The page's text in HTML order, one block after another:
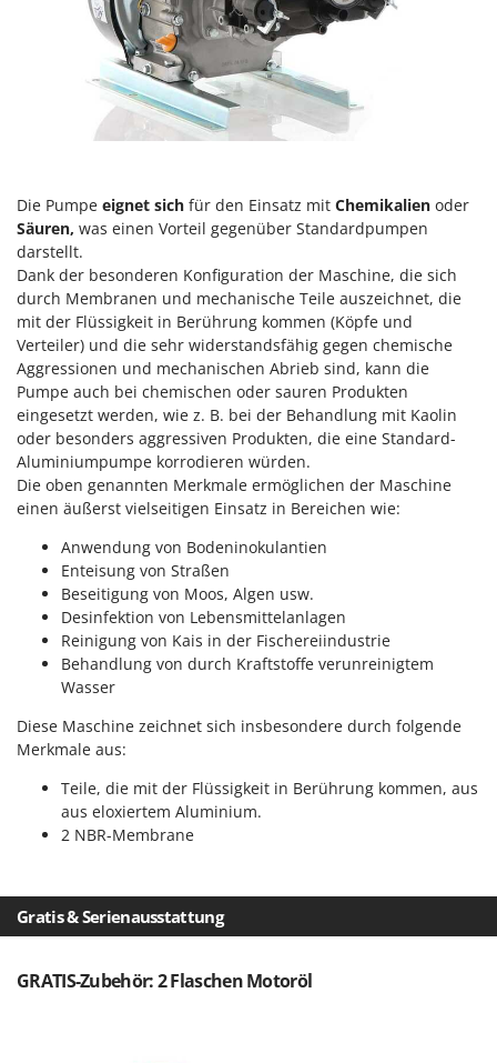
MOSA
Mowox
Nilfisk
Ninja
Novatec
Novital
NuAir
NuovaFac
O
Officine Savioli
Oliviero
Olix
OMA
Omas
Ompagrill
Ooni
Oriental Koshin
P
Palazzetti
Palumbo Pavi
Partisani
Philips
Pramac
Prismafood
Die Pumpe eignet sich für den Einsatz mit Chemikalien oder
Säuren, was einen Vorteil gegenüber Standardpumpen
darstellt.
Dank der besonderen Konfiguration der Maschine, die sich
durch Membranen und mechanische Teile auszeichnet, die
mit der Flüssigkeit in Berührung kommen (Köpfe und
Verteiler) und die sehr widerstandsfähig gegen chemische
Aggressionen und mechanischen Abrieb sind, kann die
Pumpe auch bei chemischen oder sauren Produkten
eingesetzt werden, wie z. B. bei der Behandlung mit Kaolin
oder besonders aggressiven Produkten, die eine Standard-
Aluminiumpumpe korrodieren würden.
Die oben genannten Merkmale ermöglichen der Maschine
einen äußerst vielseitigen Einsatz in Bereichen wie:
Anwendung von Bodeninokulantien
Enteisung von Straßen
Beseitigung von Moos, Algen usw.
Desinfektion von Lebensmittelanlagen
Reinigung von Kais in der Fischereiindustrie
Behandlung von durch Kraftstoffe verunreinigtem
Wasser
Diese Maschine zeichnet sich insbesondere durch folgende
Merkmale aus:
Teile, die mit der Flüssigkeit in Berührung kommen, aus
aus eloxiertem Aluminium.
2 NBR-Membrane
Gratis & Serienausstattung
GRATIS-Zubehör: 2 Flaschen Motoröl